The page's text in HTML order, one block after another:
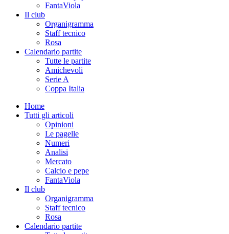
FantaViola
Il club
Organigramma
Staff tecnico
Rosa
Calendario partite
Tutte le partite
Amichevoli
Serie A
Coppa Italia
Home
Tutti gli articoli
Opinioni
Le pagelle
Numeri
Analisi
Mercato
Calcio e pepe
FantaViola
Il club
Organigramma
Staff tecnico
Rosa
Calendario partite